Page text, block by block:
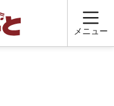
メニュー